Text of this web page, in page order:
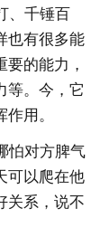
、千锤百
也有很多能
的能力，
等。今，它
用。
怕对方脾气
可以爬在他
关系，说不